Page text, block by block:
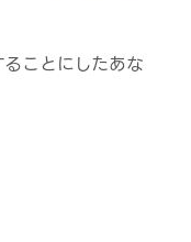
ことにしたあな